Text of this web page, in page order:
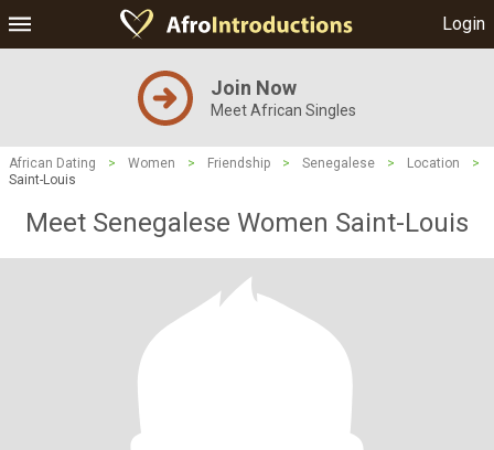
Login
Join Now
Meet African Singles
African Dating > Women > Friendship > Senegalese > Location
>
Saint-Louis
Meet Senegalese Women Saint-Louis